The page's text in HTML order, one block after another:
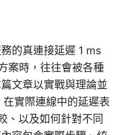
的真連接延遲 1 ms
案時，往往會被各種
文章以實戰與理論並
實際連線中的延遲表
、以及如何針對不同